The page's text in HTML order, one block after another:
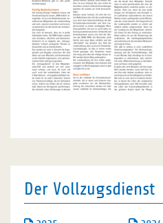
Der Vollzugsdienst